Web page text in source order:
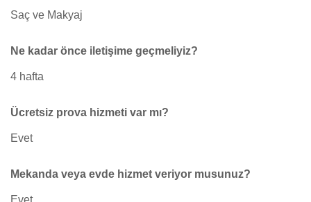
Saç ve Makyaj
Ne kadar önce iletişime geçmeliyiz?
4 hafta
Ücretsiz prova hizmeti var mı?
Evet
Mekanda veya evde hizmet veriyor musunuz?
Evet